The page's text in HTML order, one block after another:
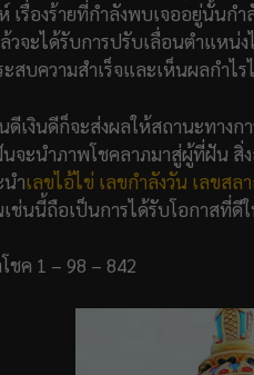
เรื่องร้ายที่กำลังพบเจออยู่นั้นก
จะได้รับการปรับเลื่อนตำแหน่
สบความสำเร็จและเห็นผลกำไร
ดีเงินดีก็จะส่งผลให้สถานะทาง
นจะนำภาพโชคลาภมาสู่ผู้ที่ฝัน สิ่
ำเลขไอ้ไข่ เลขกำลังวัน เลขสล
เช่นนี้ถือเป็นการได้รับโอกาสที่
ชค 1 – 98 – 842